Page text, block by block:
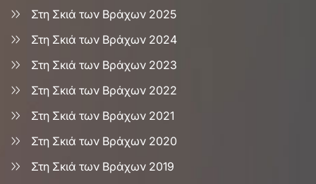
Στη Σκιά των Βράχων 2025
Στη Σκιά των Βράχων 2024
Στη Σκιά των Βράχων 2023
Στη Σκιά των Βράχων 2022
Στη Σκιά των Βράχων 2021
Στη Σκιά των Βράχων 2020
Στη Σκιά των Βράχων 2019